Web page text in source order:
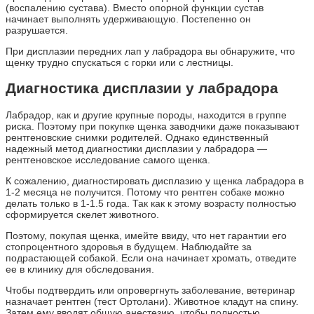
(воспалению сустава). Вместо опорной функции сустав
начинает выполнять удерживающую. Постепенно он
разрушается.
При дисплазии передних лап у лабрадора вы обнаружите, что
щенку трудно спускаться с горки или с лестницы.
Диагностика дисплазии у лабрадора
Лабрадор, как и другие крупные породы, находится в группе
риска. Поэтому при покупке щенка заводчики даже показывают
рентгеновские снимки родителей. Однако единственный
надежный метод диагностики дисплазии у лабрадора —
рентгеновское исследование самого щенка.
К сожалению, диагностировать дисплазию у щенка лабрадора в
1-2 месяца не получится. Потому что рентген собаке можно
делать только в 1-1.5 года. Так как к этому возрасту полностью
сформируется скелет животного.
Поэтому, покупая щенка, имейте ввиду, что нет гарантии его
стопроцентного здоровья в будущем. Наблюдайте за
подрастающей собакой. Если она начинает хромать, отведите
ее в клинику для обследования.
Чтобы подтвердить или опровергнуть заболевание, ветеринар
назначает рентген (тест Ортолани). Животное кладут на спину.